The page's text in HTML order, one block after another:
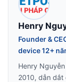
Henry
Founder &
device 12+
Henry
2010, dẫn dắt